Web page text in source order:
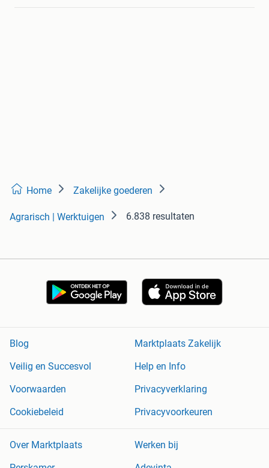
Home Zakelijke goederen
Agrarisch | Werktuigen 6.838 resultaten
Blog
Marktplaats Zakelijk
Veilig en Succesvol
Help en Info
Voorwaarden
Privacyverklaring
Cookiebeleid
Privacyvoorkeuren
Over Marktplaats
Werken bij